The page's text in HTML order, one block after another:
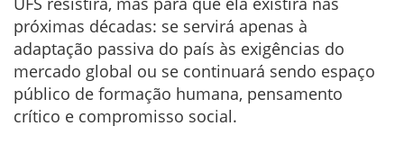
próximas décadas: se servirá apenas à
adaptação passiva do país às exigências do
mercado global ou se continuará sendo espaço
público de formação humana, pensamento
crítico e compromisso social.